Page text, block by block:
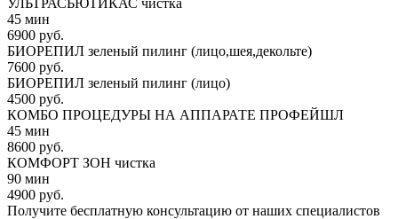
45 мин
6900 руб.
БИОРЕПИЛ зеленый пилинг (лицо,шея,декольте)
7600 руб.
БИОРЕПИЛ зеленый пилинг (лицо)
4500 руб.
КОМБО ПРОЦЕДУРЫ НА АППАРАТЕ ПРОФЕЙШЛ
45 мин
8600 руб.
КОМФОРТ ЗОН чистка
90 мин
4900 руб.
Получите бесплатную консультацию от наших специалистов